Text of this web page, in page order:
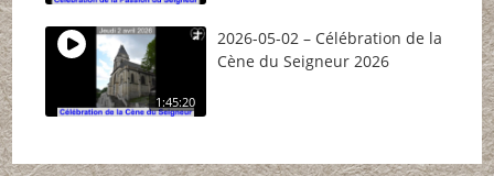
1:45:20
2026-05-02 – Célébration de la
Cène du Seigneur 2026